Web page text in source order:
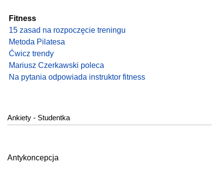
Fitness
15 zasad na rozpoczęcie treningu
Metoda Pilatesa
Ćwicz trendy
Mariusz Czerkawski poleca
Na pytania odpowiada instruktor fitness
Ankiety - Studentka
Antykoncepcja